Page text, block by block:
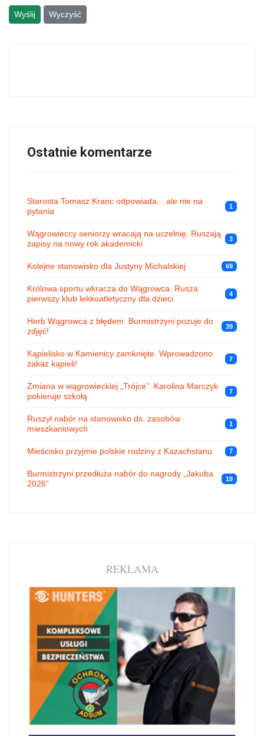
Wyślij Wyczyść
Ostatnie komentarze
Starosta Tomasz Kranc odpowiada... ale nie na
pytania
1
Wągrowieccy seniorzy wracają na uczelnię. Ruszają
zapisy na nowy rok akademicki
3
Kolejne stanowisko dla Justyny Michalskiej 69
Królowa sportu wkracza do Wągrowca. Rusza
pierwszy klub lekkoatletyczny dla dzieci
4
Herb Wągrowca z błędem. Burmistrzyni pozuje do
zdjęć!
39
Kąpielisko w Kamienicy zamknięte. Wprowadzono
zakaz kąpieli!
7
Zmiana w wągrowieckiej „Trójce”. Karolina Marczyk
pokieruje szkołą
7
Ruszył nabór na stanowisko ds. zasobów
mieszkaniowych
1
Mieścisko przyjmie polskie rodziny z Kazachstanu 7
Burmistrzyni przedłuża nabór do nagrody „Jakuba
2026”
19
REKLAMA